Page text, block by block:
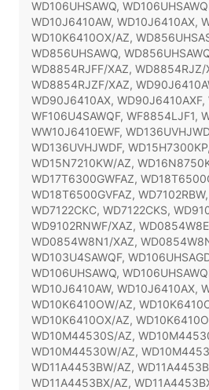
WD106UHSAWQ,
WD10J6410AW, WD10J6410AX,
WD10K6410OX/AZ,
WD856UHSAWQ,
WD8854RJFF/XAZ, WD8854RJZ/
WD8854RJZF/XAZ,
WD90J6410AX, WD90J6410AXF,
WF106U4SAWQF, WF8854LJF1,
WW10J6410EWF,
WD136UVHJWDF,
WD15N7210KW/AZ,
WD17T6300GWFAZ,
WD18T6500GVFAZ,
WD7122CKC, WD7122CKS,
WD9102RNWF/XAZ,
WD0854W8N1/XAZ,
WD103U4SAWQF,
WD106UHSAWQ,
WD10J6410AW, WD10J6410AX,
WD10K6410OW/AZ,
WD10K6410OX/AZ,
WD10M44530S/AZ,
WD10M44530W/AZ,
WD11A4453BW/AZ,
WD11A4453BX/AZ,